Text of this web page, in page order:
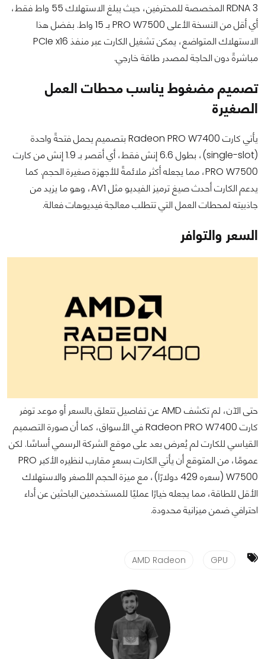
RDNA 3 المخصصة للمحترفين، حيث يبلغ الاستهلاك 55 واط فقط،
أي أقل من النسخة الأعلى PRO W7500 بـ 15 واط. بفضل هذا
الاستهلاك المتواضع، يمكن تشغيل الكارت عبر منفذ PCIe x16
مباشرةً دون الحاجة لمصدر طاقة خارجي.
تصميم مضغوط يناسب محطات العمل
الصغيرة
يأتي كارت Radeon PRO W7400 بتصميم يحمل فتحةً واحدة
(single-slot)، بطول 6.6 إنش فقط، أي أقصر بـ 1.9 إنش من كارت
PRO W7500، مما يجعله أكثر ملائمةً للأجهزة صغيرة الحجم. كما
يدعم الكارت أحدث صيغ ترميز الفيديو مثل AV1، وهو ما يزيد من
جاذبيته لمحطات العمل التي تتطلب معالجة فيديوهات فعالة.
السعر والتوافر
حتى الآن، لم تكشف AMD عن تفاصيل تتعلق بالسعر أو موعد توفر
كارت Radeon PRO W7400 في الأسواق، كما أن صورة التصميم
القياسي للكارت لم يُعرض بعد على موقع الشركة الرسمي أساسًا. لكن
عمومًا، من المتوقع أن يأتي الكارت بسعرٍ مقارب لنظيره الأكبر PRO
W7500 (سعره 429 دولارًا)، مع ميزة الحجم الأصغر والاستهلاك
الأقل للطاقة، مما يجعله خيارًا عمليًا للمستخدمين الباحثين عن أداء
احترافي ضمن ميزانية محدودة.
GPU
AMD Radeon